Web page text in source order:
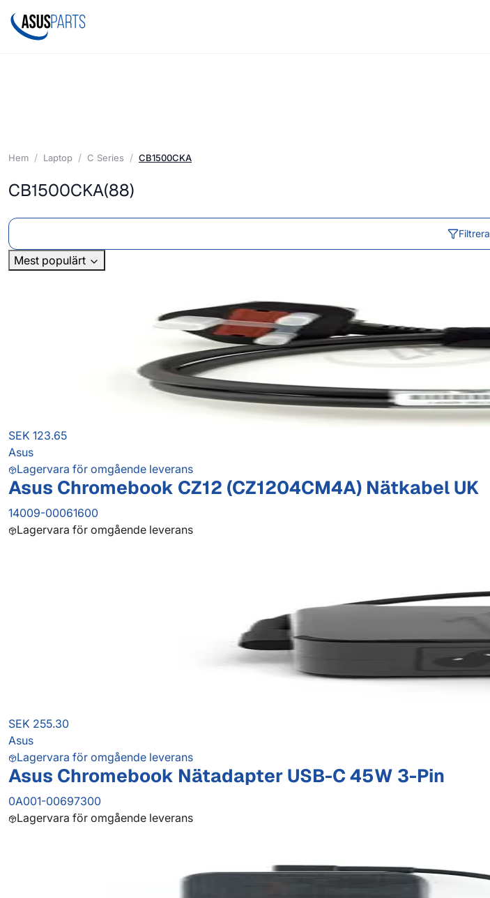
Hem Laptop C Series CB1500CKA
CB1500CKA(88)
Filtrera
Mest populärt
SEK 123.65
Asus
Lagervara för omgående leverans
Asus Chromebook CZ12 (CZ1204CM4A) Nätkabel UK
14009-00061600
Lagervara för omgående leverans
SEK 255.30
Asus
Lagervara för omgående leverans
Asus Chromebook Nätadapter USB-C 45W 3-Pin
0A001-00697300
Lagervara för omgående leverans